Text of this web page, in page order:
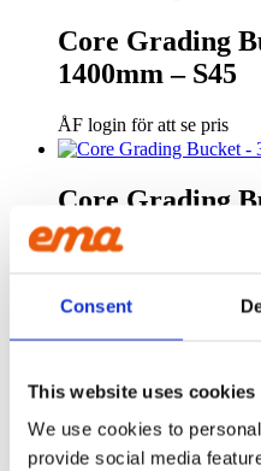
Consent
This website uses cookies
We use cookies to
provide social media
Core Grading
1400mm – S45
ÅF login för att se pris
Core Grading
1300mm – S40
1200mm – S40
ÅF login för att se pris